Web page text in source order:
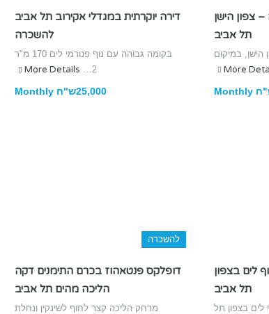
דירה יוקרתית במגדלי אקירוב תל אביב
להשכרה
בקומה גבוהה עם נוף פנורמי לים 170 מ"ר
2…
More Details
25,000ש"ח Monthly
צפון הישן
תל אביב
הישן, במיקום
More
להשכרה
דופלקס פנטאהוז בכרם התימנים דקה
הליכה מהים תל אביב
מרחק הליכה קצר לחוף לשינקין ונחלת
לים בצפון
תל אביב
לים בצפון תל